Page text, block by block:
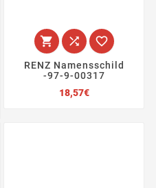
  
RENZ Namensschild
-97-9-00317
18,57€Preis